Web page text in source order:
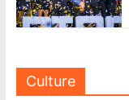
Culture